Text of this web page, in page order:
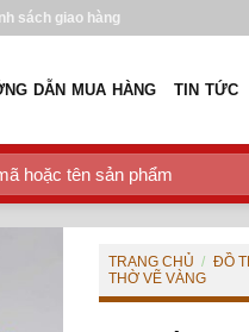
sách giao hàng
DẪN MUA HÀNG TIN TỨC
TRANG CHỦ / ĐỒ
THỜ VẼ VÀNG